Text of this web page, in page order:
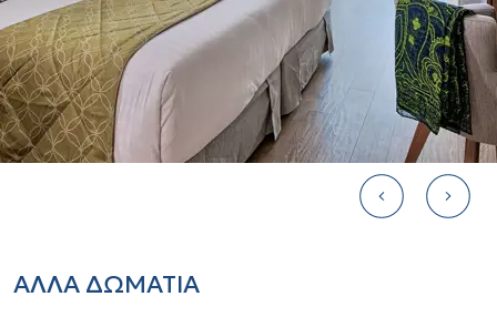
Είδη περιποίησης
Επιπλωμένο μπαλκόνι ή βεράντα
Διπλή πολυθρόνα-καναπές 180x160
Check-In στις 15:00 και Check-Out
στις 11:00
ΑΛΛΑ ΔΩΜΑΤΙΑ